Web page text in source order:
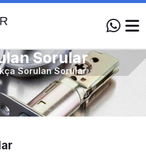
Sorular
Sorulan Sorular